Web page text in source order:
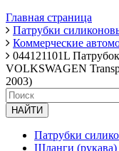
Главная страница
Патрубки
Коммерческие
044121101L
VOLKSWAGEN
2003)
НАЙТИ
Патрубки
Шланги